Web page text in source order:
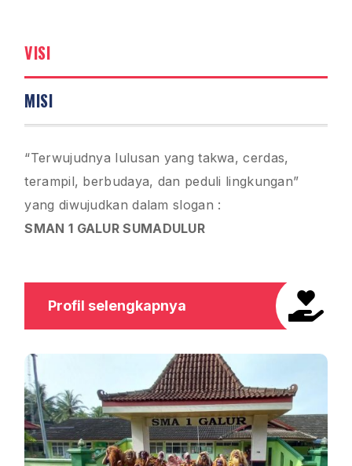
VISI
MISI
“Terwujudnya lulusan yang takwa, cerdas,
terampil, berbudaya, dan peduli lingkungan”
yang diwujudkan dalam slogan :
SMAN 1 GALUR SUMADULUR

Profil selengkapnya